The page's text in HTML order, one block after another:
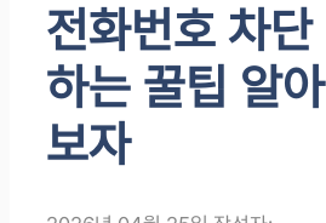
전화번호 차단
하는 꿀팁 알아
보자